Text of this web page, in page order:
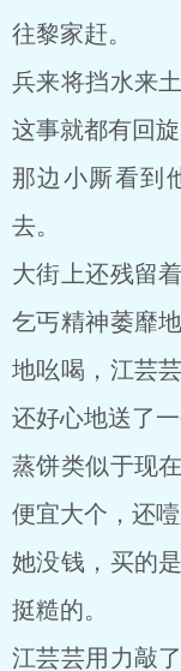
往黎家赶。
兵来将挡水来
这事就都有回旋
那边小厮看到
去。
大街上还残留
乞丐精神萎靡
地吆喝，江芸
还好心地送了一
蒸饼类似于现
便宜大个，还噎
她没钱，买的
挺糙的。
江芸芸用力敲